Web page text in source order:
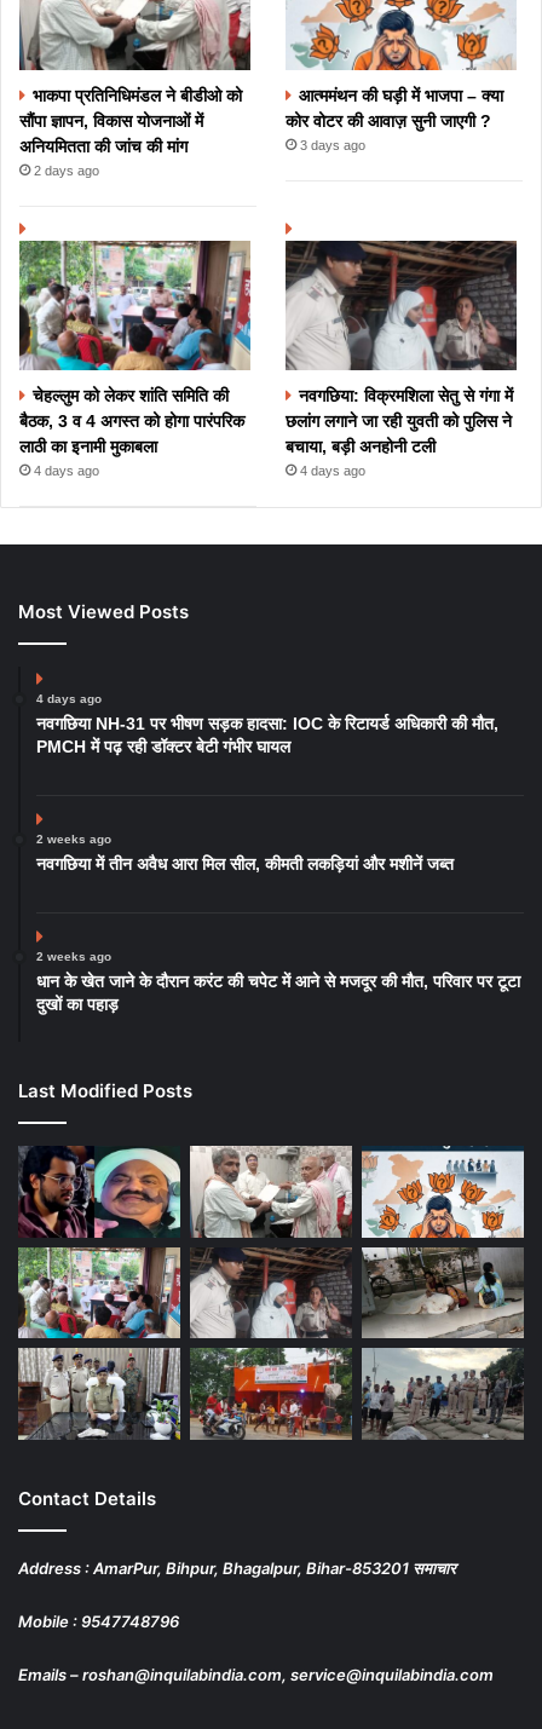
भाकपा प्रतिनिधिमंडल ने बीडीओ को
सौंपा ज्ञापन, विकास योजनाओं में
अनियमितता की जांच की मांग
2 days ago
आत्ममंथन की घड़ी में भाजपा – क्या
कोर वोटर की आवाज़ सुनी जाएगी ?
3 days ago
चेहल्लुम को लेकर शांति समिति की
बैठक, 3 व 4 अगस्त को होगा पारंपरिक
लाठी का इनामी मुकाबला
4 days ago
नवगछिया: विक्रमशिला सेतु से गंगा में
छलांग लगाने जा रही युवती को पुलिस ने
बचाया, बड़ी अनहोनी टली
4 days ago
Most Viewed Posts
4 days ago
नवगछिया NH-31 पर भीषण सड़क हादसा: IOC के रिटायर्ड अधिकारी की मौत,
PMCH में पढ़ रही डॉक्टर बेटी गंभीर घायल
2 weeks ago
नवगछिया में तीन अवैध आरा मिल सील, कीमती लकड़ियां और मशीनें जब्त
2 weeks ago
धान के खेत जाने के दौरान करंट की चपेट में आने से मजदूर की मौत, परिवार पर टूटा
दुखों का पहाड़
Last Modified Posts
Contact Details
Address : AmarPur, Bihpur, Bhagalpur, Bihar-853201 समाचार
Mobile : 9547748796
Emails – roshan@inquilabindia.com, service@inquilabindia.com